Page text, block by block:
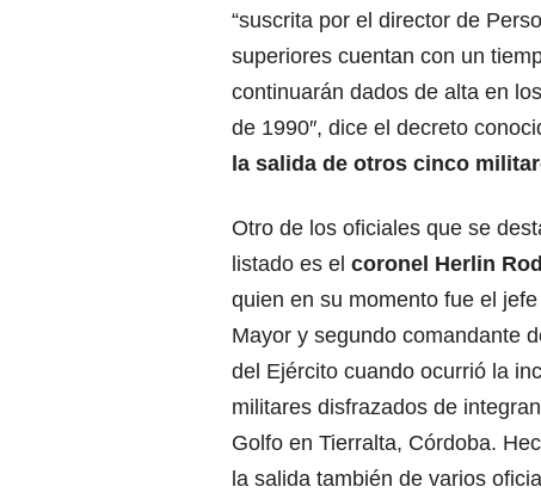
“suscrita por el director de
superiores cuentan con un
continuarán dados de alta en
de 1990″, dice el decreto
la salida de otros cinco
Otro de los oficiales que se
listado es el coronel Herlin
quien en su momento fue el
Mayor y segundo comandante
del Ejército cuando ocurrió la
militares disfrazados de
Golfo en Tierralta, Córdoba.
la salida también de varios